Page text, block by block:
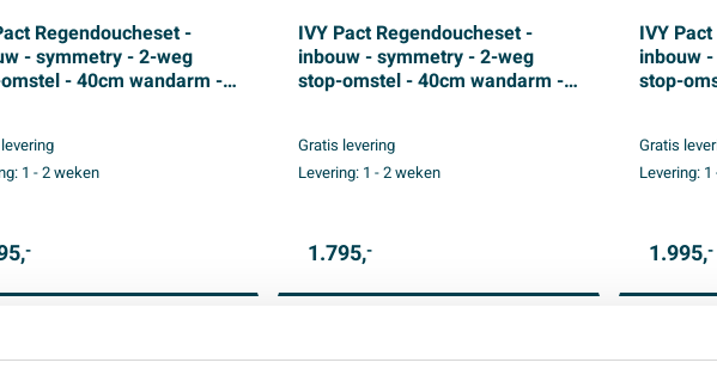
Regendoucheset -
- symmetry - 2-weg
- 40cm wandarm -
- staafmodel
- Geborsteld mat
1 - 2 weken
-
IVY Pact Regendoucheset -
inbouw - symmetry - 2-weg
stop-omstel - 40cm wandarm -
doucheslang - 3-standen
handdouche - Geborsteld mat
Gratis levering
Levering: 1 - 2 weken
1.795,-
IVY
inbouw
stop-
Gratis
Levering:
1.995,-